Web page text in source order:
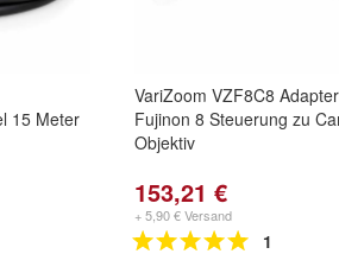
15 Meter
VariZoom VZF8C8 Adapter
Fujinon 8 Steuerung zu
Objektiv
153,21 €
+ 5,90 € Versand
1